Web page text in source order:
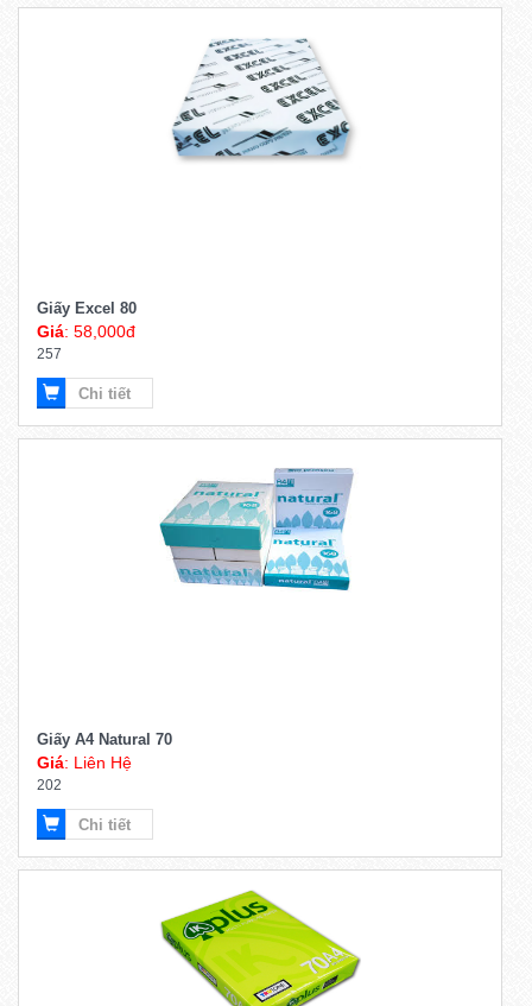
Giấy Excel 80
Giá: 58,000đ
257
Chi tiết
Giấy A4 Natural 70
Giá: Liên Hệ
202
Chi tiết